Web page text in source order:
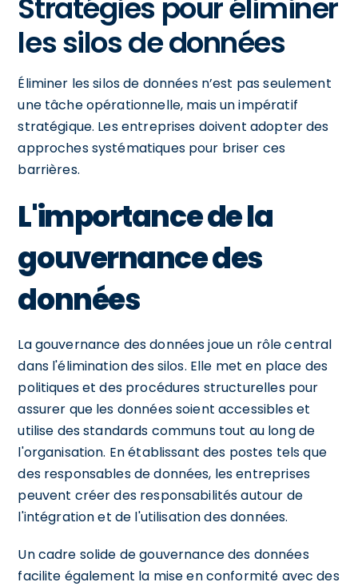
les silos de données
Éliminer les silos de données n’est pas seulement
une tâche opérationnelle, mais un impératif
stratégique. Les entreprises doivent adopter des
approches systématiques pour briser ces
barrières.
L'importance de la
gouvernance des
données
La gouvernance des données joue un rôle central
dans l'élimination des silos. Elle met en place des
politiques et des procédures structurelles pour
assurer que les données soient accessibles et
utilise des standards communs tout au long de
l'organisation. En établissant des postes tels que
des responsables de données, les entreprises
peuvent créer des responsabilités autour de
l'intégration et de l'utilisation des données.
Un cadre solide de gouvernance des données
facilite également la mise en conformité avec des